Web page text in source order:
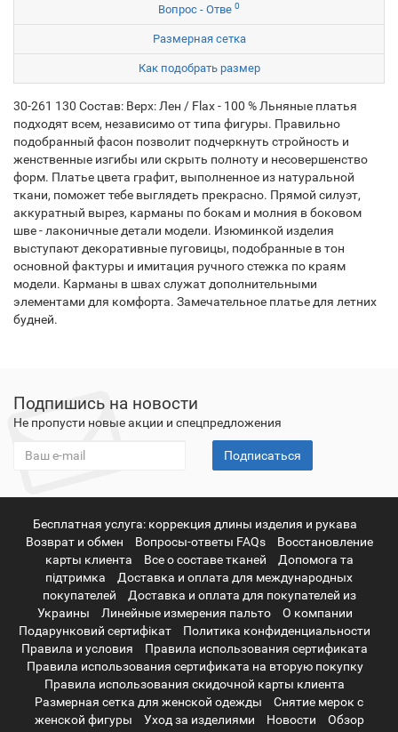
Вопрос - Отве 0
Размерная сетка
Как подобрать размер
30-261 130 Состав: Верх: Лен / Flax - 100 % Льняные платья
подходят всем, независимо от типа фигуры. Правильно
подобранный фасон позволит подчеркнуть стройность и
женственные изгибы или скрыть полноту и несовершенство
форм. Платье цвета графит, выполненное из натуральной
ткани, поможет тебе выглядеть прекрасно. Прямой силуэт,
аккуратный вырез, карманы по бокам и молния в боковом
шве - лаконичные детали модели. Изюминкой изделия
выступают декоративные пуговицы, подобранные в тон
основной фактуры и имитация ручного стежка по краям
модели. Карманы в швах служат дополнительными
элементами для комфорта. Замечательное платье для летних
будней.
Подпишись на новости
Не пропусти новые акции и спецпредложения
Подписаться
Бесплатная услуга: коррекция длины изделия и рукава
Возврат и обмен
Вопросы-ответы FAQs
Восстановление
карты клиента
Все о составе тканей
Допомога та
підтримка
Доставка и оплата для международных
покупателей
Доставка и оплата для покупателей из
Украины
Линейные измерения пальто
О компании
Подарунковий сертифікат
Политика конфиденциальности
Правила и условия
Правила использования сертификата
Правила использования сертификата на вторую покупку
Правила использования скидочной карты клиента
Размерная сетка для женской одежды
Снятие мерок с
женской фигуры
Уход за изделиями Новости
Обзор